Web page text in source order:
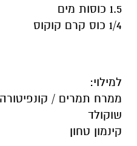
1.5 כוסות מים
1/4 כוס קרם קוקוס
למילוי:
ממרח תמרים /
שוקולד
קינמון טחון